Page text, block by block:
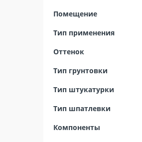
Помещение
Тип применения
Оттенок
Тип грунтовки
Тип штукатурки
Тип шпатлевки
Компоненты